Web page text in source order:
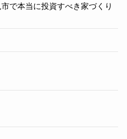
で本当に投資すべき家づくり